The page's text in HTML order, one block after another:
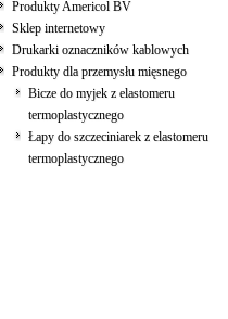
Produkty Americol BV
Sklep internetowy
Drukarki oznaczników kablowych
Produkty dla przemysłu mięsnego
Bicze do myjek z elastomeru
termoplastycznego
Łapy do szczeciniarek z elastomeru
termoplastycznego